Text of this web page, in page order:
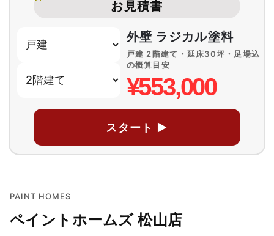
お見積書
外壁 ラジカル塗料
戸建 2階建て・延床30坪・足場込
の概算目安
¥553,000
スタート ▶
PAINT HOMES
ペイントホームズ 松山店